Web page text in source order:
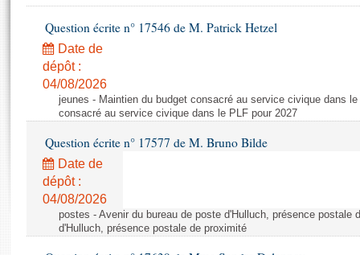
Projets de loi
Propositions de loi
Amendements
Textes adoptés
Rapports législatifs
Rapports sur l'application des lois
Baromètre de l’application des lois
Histoire
Juniors
Anciennes législatures
Contacts et plan d'accès
Photos libres de droit
Question écrite n° 17546 de M. Patrick Hetzel
Date de
dépôt :
04/08/2026
jeunes - Maintien du budget consacré au service civique dans
consacré au service civique dans le PLF pour 2027
Question écrite n° 17577 de M. Bruno Bilde
Date de
dépôt :
04/08/2026
postes - Avenir du bureau de poste d'Hulluch, présence postale
d'Hulluch, présence postale de proximité